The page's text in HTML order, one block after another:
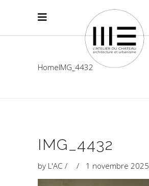
HomeIMG_4432
IMG_4432
by L'AC 1 novembre 2025